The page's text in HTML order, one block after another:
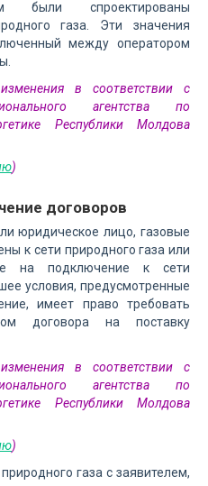
были спроектированы
газа. Эти значения
между оператором
в соответствии с
агентства по
Республики Молдова
)
договоров
юридическое лицо, газовые
к сети природного газа или
на подключение к сети
условия, предусмотренные
имеет право требовать
договора на поставку
в соответствии с
агентства по
Республики Молдова
)
газа с заявителем,